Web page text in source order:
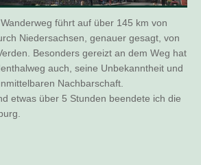
führt auf über 145 km von
Niedersachsen, genauer gesagt, von
Besonders gereizt an dem Weg hat
auch, seine Unbekanntheit und
Nachbarschaft.
etwas über 5 Stunden beendete ich die